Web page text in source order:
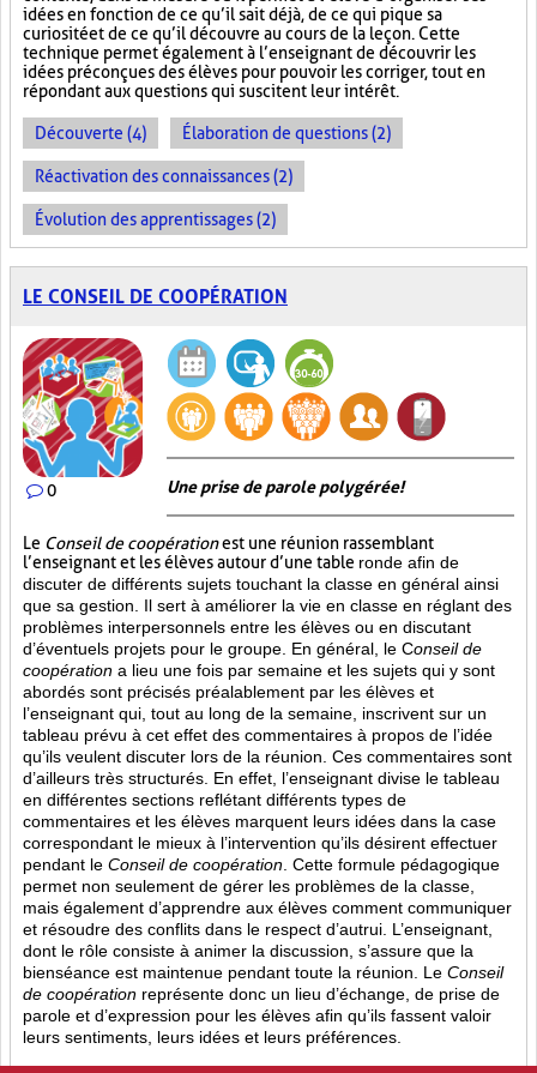
idées en fonction de ce qu’il sait déjà, de ce qui pique sa
curiosité et de ce qu’il découvre au cours de la leçon. Cette
technique permet également à l’enseignant de découvrir les
idées préconçues des élèves pour pouvoir les corriger, tout en
répondant aux questions qui suscitent leur intérêt.
Découverte (4) Élaboration de questions (2)
Réactivation des connaissances (2)
Évolution des apprentissages (2)
LE CONSEIL DE COOPÉRATION
0 Une prise de parole polygérée!
Le Conseil de coopérationest une réunion rassemblant
l’enseignant et les élèves autour d’une table ronde afin de
discuter de différents sujets touchant la classe en général ainsi
que sa gestion. Il sert à améliorer la vie en classe en réglant des
problèmes interpersonnels entre les élèves ou en discutant
d’éventuels projets pour le groupe. En général, le Conseil de
coopération a lieu une fois par semaine et les sujets qui y sont
abordés sont précisés préalablement par les élèves et
l’enseignant qui, tout au long de la semaine, inscrivent sur un
tableau prévu à cet effet des commentaires à propos de l’idée
qu’ils veulent discuter lors de la réunion. Ces commentaires sont
d’ailleurs très structurés. En effet, l’enseignant divise le tableau
en différentes sections reflétant différents types de
commentaires et les élèves marquent leurs idées dans la case
correspondant le mieux à l’intervention qu’ils désirent effectuer
pendant le Conseil de coopération . Cette formule pédagogique
permet non seulement de gérer les problèmes de la classe,
mais également d’apprendre aux élèves comment communiquer
et résoudre des conflits dans le respect d’autrui. L’enseignant,
dont le rôle consiste à animer la discussion, s’assure que la
bienséance est maintenue pendant toute la réunion. Le Conseil
de coopération représente donc un lieu d’échange, de prise de
parole et d’expression pour les élèves afin qu’ils fassent valoir
leurs sentiments, leurs idées et leurs préférences.